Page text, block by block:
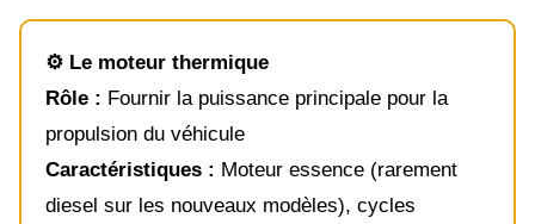
⚙️ Le moteur thermique
Rôle : Fournir la puissance principale pour la
propulsion du véhicule
Caractéristiques : Moteur essence (rarement
diesel sur les nouveaux modèles), cycles